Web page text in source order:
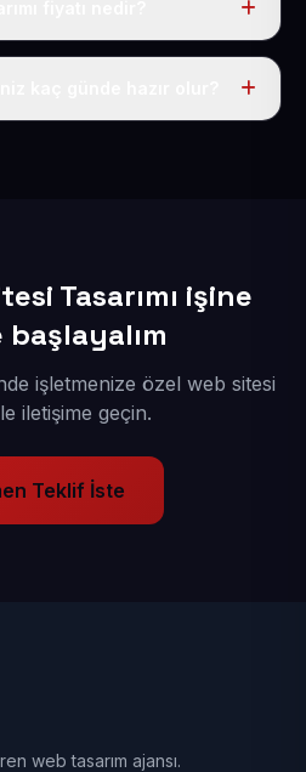
50 USD + KDV. Bu bedele alan
Tasarımı işine
işletmenize özel web sitesi
iletişime geçin.
Teklif İste
web tasarım ajansı.